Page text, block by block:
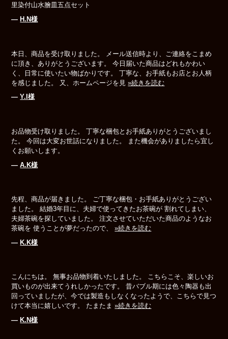
里染付山水膾皿五点セット
― H.N様
本日、商品を受け取りました。 メール送信時より、ご連絡をこまめ
に頂き、ありがとうございます。 今日届いた商品はどれもかわい
く、日常に使いたい物ばかりです。 丁寧な、お手紙もお店とお人柄
を感じました。 又、ホームページを見»続きを読む
―Y.I様
お品物受け取りました。 丁寧な梱包とお手紙ありがとうございまし
た。 今回は大変お世話になりました。 また機会がありましたら宜し
くお願いします。
―A.K様
先程、商品が届きました。 ご丁寧な梱包・お手紙ありがとうござい
ました。 結婚3年目に、夫婦で使ってきたお茶碗が 割れてしまい、
夫婦茶碗を探していました。 注文させていただいた商品のようなお
茶碗を 使うことが夢だったので、»続きを読む
― K.K様
こんにちは。 無事お品物到着いたしました。 こちらこそ、楽しいお
買いものが出来てうれしかったです。 昔バブル期には色々陶器も出
回っていましたが、今では製造もしなくなったようで、こちらで見つ
けて本当に嬉しいです。 たまたま»続きを読む
― K.N様